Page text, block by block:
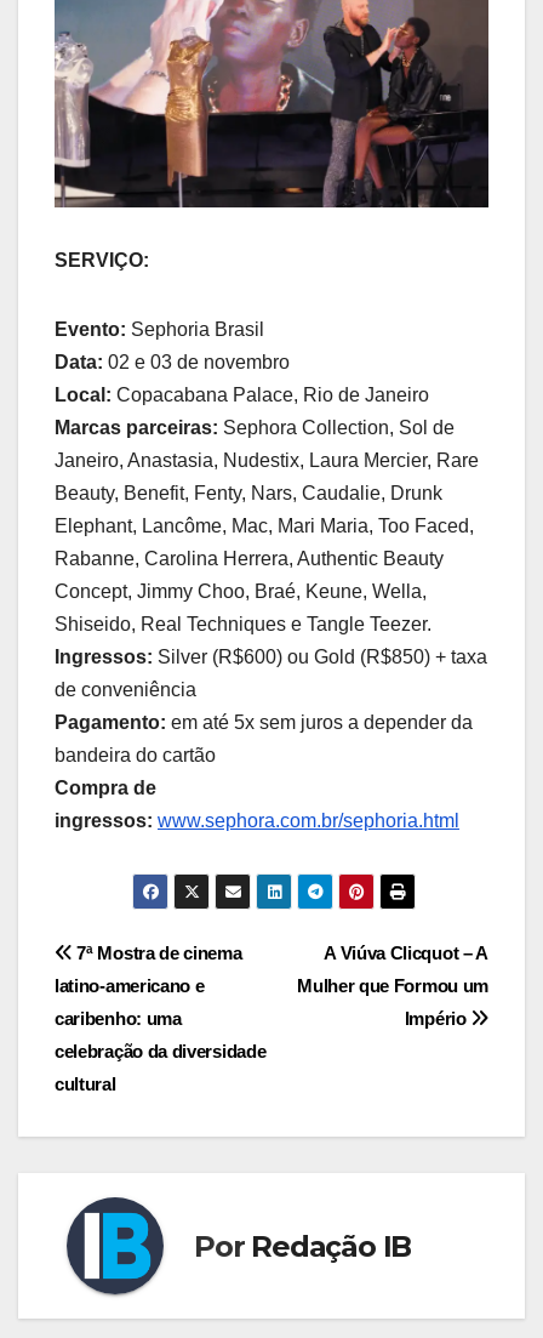
SERVIÇO:
Evento: Sephoria Brasil
Data: 02 e 03 de novembro
Local: Copacabana Palace, Rio de Janeiro
Marcas parceiras: Sephora Collection, Sol de
Janeiro, Anastasia, Nudestix, Laura Mercier, Rare
Beauty, Benefit, Fenty, Nars, Caudalie, Drunk
Elephant, Lancôme, Mac, Mari Maria, Too Faced,
Rabanne, Carolina Herrera, Authentic Beauty
Concept, Jimmy Choo, Braé, Keune, Wella,
Shiseido, Real Techniques e Tangle Teezer.
Ingressos: Silver (R$600) ou Gold (R$850) + taxa
de conveniência
Pagamento: em até 5x sem juros a depender da
bandeira do cartão
Compra de
ingressos: www.sephora.com.br/sephoria.html
Navegação
de
Post
A Viúva Clicquot – A
Mulher que Formou um
Império
7ª Mostra de cinema
latino-americano e
caribenho: uma
celebração da diversidade
cultural
Por Redação IB